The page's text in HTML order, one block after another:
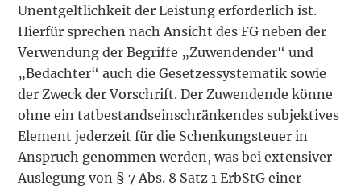
Unentgeltlichkeit der Leistung erforderlich ist.
Hierfür sprechen nach Ansicht des FG neben der
Verwendung der Begriffe „Zuwendender“ und
„Bedachter“ auch die Gesetzessystematik sowie
der Zweck der Vorschrift. Der Zuwendende könne
ohne ein tatbestandseinschränkendes subjektives
Element jederzeit für die Schenkungsteuer in
Anspruch genommen werden, was bei extensiver
Auslegung von § 7 Abs. 8 Satz 1 ErbStG einer